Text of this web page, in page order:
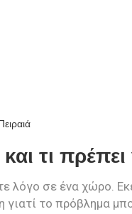
τι
λόγο σε ένα χώρο.
το πρόβλημα